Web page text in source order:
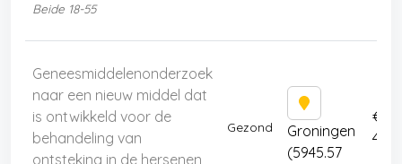
Beide 18-55
Geneesmiddelenonderzoek
naar een nieuw middel dat
is ontwikkeld voor de
behandeling van
ontsteking in de hersenen
Gezond
Groningen
(5945.57
€
4449